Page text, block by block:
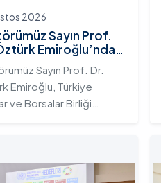
2026
Sayın Prof.
Emiroğlu’ndan
Başkanı Sayın M.
Sayın Prof. Dr.
Emiroğlu, Türkiye
ve Borsalar Birliği
eşi Sayın Dr.